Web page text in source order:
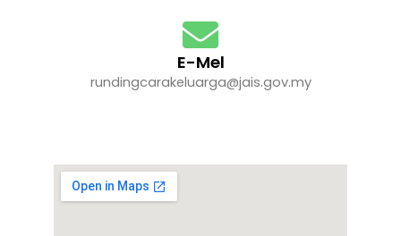
E-Mel
rundingcarakeluarga@jais.gov.my